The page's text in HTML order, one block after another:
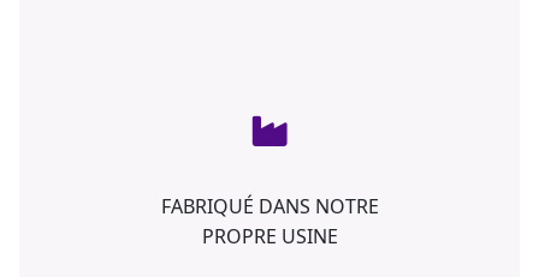
FABRIQUÉ DANS NOTRE
PROPRE USINE